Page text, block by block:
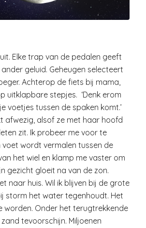
Elke trap van de pedalen geeft
geluid. Geheugen selecteert
Achterop de fiets bij mama,
uitklapbare stepjes. ‘Denk erom
voetjes tussen de spaken komt.’
afwezig, alsof ze met haar hoofd
zit. Ik probeer me voor te
voet wordt vermalen tussen de
het wiel en klamp me vaster om
gezicht gloeit na van de zon.
naar huis. Wil ik blijven bij de grote
storm het water tegenhoudt. Het
worden. Onder het terugtrekkende
tevoorschijn. Miljoenen